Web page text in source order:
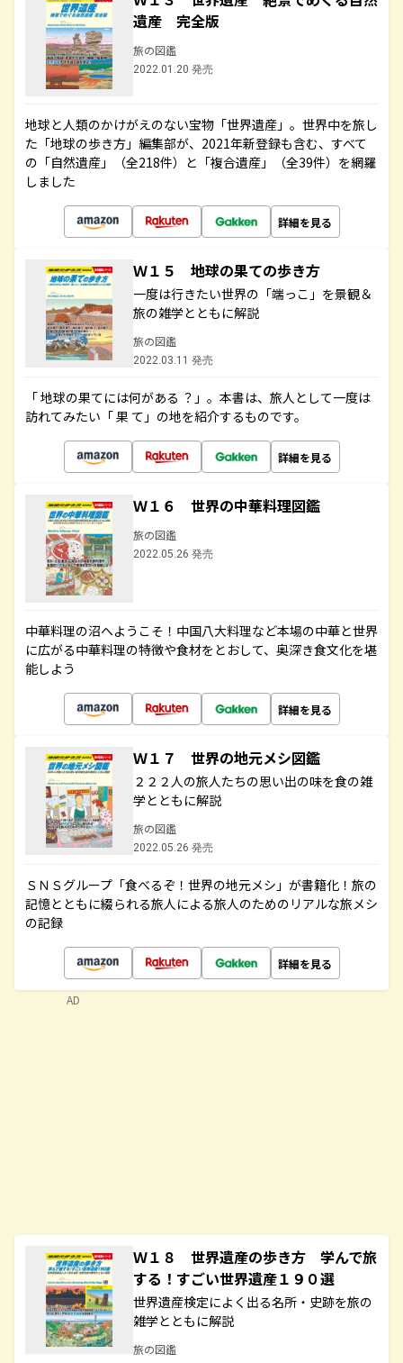
遺産 完全版
旅の図鑑
2022.01.20 発売
地球と人類のかけがえのない宝物「世界遺産」。世界中を旅し
た「地球の歩き方」編集部が、2021年新登録も含む、すべて
の「自然遺産」（全218件）と「複合遺産」（全39件）を網羅
しました
詳細を見る
Ｗ１５ 地球の果ての歩き方
一度は行きたい世界の「端っこ」を景観＆
旅の雑学とともに解説
旅の図鑑
2022.03.11 発売
「 地球の果てには何がある ？」。本書は、旅人として一度は
訪れてみたい「 果 て」の地を紹介するものです。
詳細を見る
Ｗ１６ 世界の中華料理図鑑
旅の図鑑
2022.05.26 発売
中華料理の沼へようこそ！中国八大料理など本場の中華と世界
に広がる中華料理の特徴や食材をとおして、奥深き食文化を堪
能しよう
詳細を見る
Ｗ１７ 世界の地元メシ図鑑
２２２人の旅人たちの思い出の味を食の雑
学とともに解説
旅の図鑑
2022.05.26 発売
ＳＮＳグループ「食べるぞ！世界の地元メシ」が書籍化！旅の
記憶とともに綴られる旅人による旅人のためのリアルな旅メシ
の記録
詳細を見る
Ｗ１８ 世界遺産の歩き方 学んで旅
する！すごい世界遺産１９０選
世界遺産検定によく出る名所・史跡を旅の
雑学とともに解説
旅の図鑑
AD